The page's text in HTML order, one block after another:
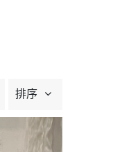
排序